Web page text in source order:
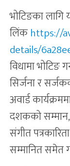
भोटिङका
लिंक https://
details/
विधामा भोटिङ
सिर्जना र
अवार्ड
दशकको सम्मान,
संगीत
सम्मानित समेत